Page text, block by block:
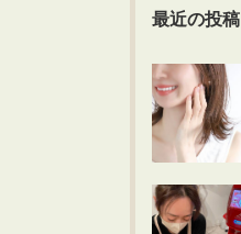
最近の投稿